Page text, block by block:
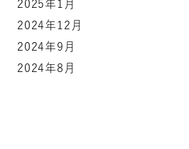
2025年1月
2024年12月
2024年9月
2024年8月